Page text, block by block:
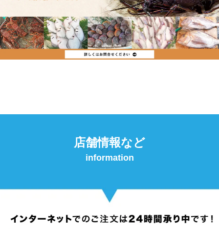
店舗情報など
information